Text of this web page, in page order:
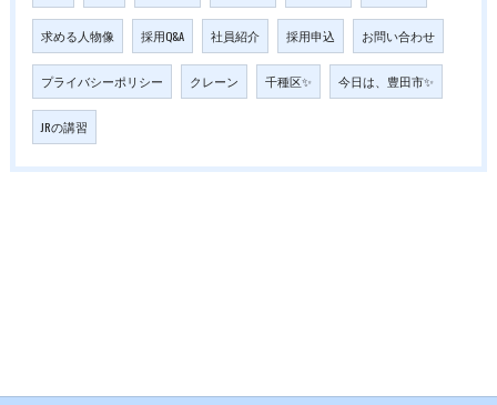
求める人物像 採用Q&A 社員紹介 採用申込 お問い合わせ
プライバシーポリシー クレーン 千種区✨ 今日は、豊田市✨
JRの講習